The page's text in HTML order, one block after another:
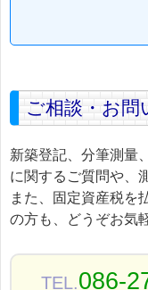
ご相談・お問
新築登記、分筆測量
に関するご質問や、
また、固定資産税を
の方も、どうぞお気
TEL.086-